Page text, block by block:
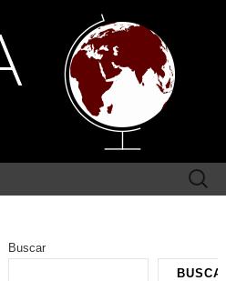
Buscar:
Buscar
BUSCAR